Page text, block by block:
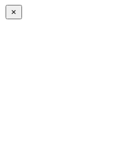
×